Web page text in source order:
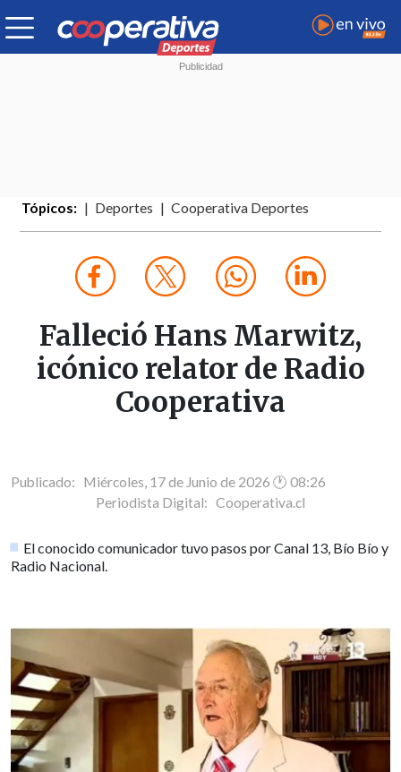
Tópicos: Deportes Cooperativa Deportes
Falleció Hans Marwitz,
icónico relator de Radio
Cooperativa
Publicado: Miércoles, 17 de Junio de 2026 🕐 08:26
Periodista Digital: Cooperativa.cl
El conocido comunicador tuvo pasos por Canal 13, Bío Bío y
Radio Nacional.